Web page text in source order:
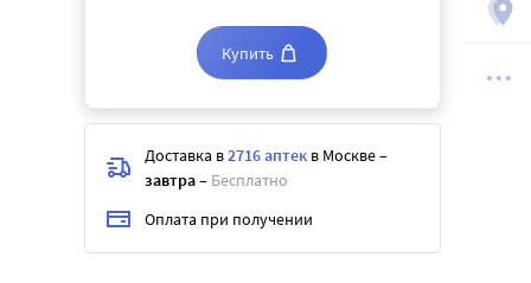
Купить
Доставка в2716 аптек в Москве–
завтра– Бесплатно
Оплата при получении